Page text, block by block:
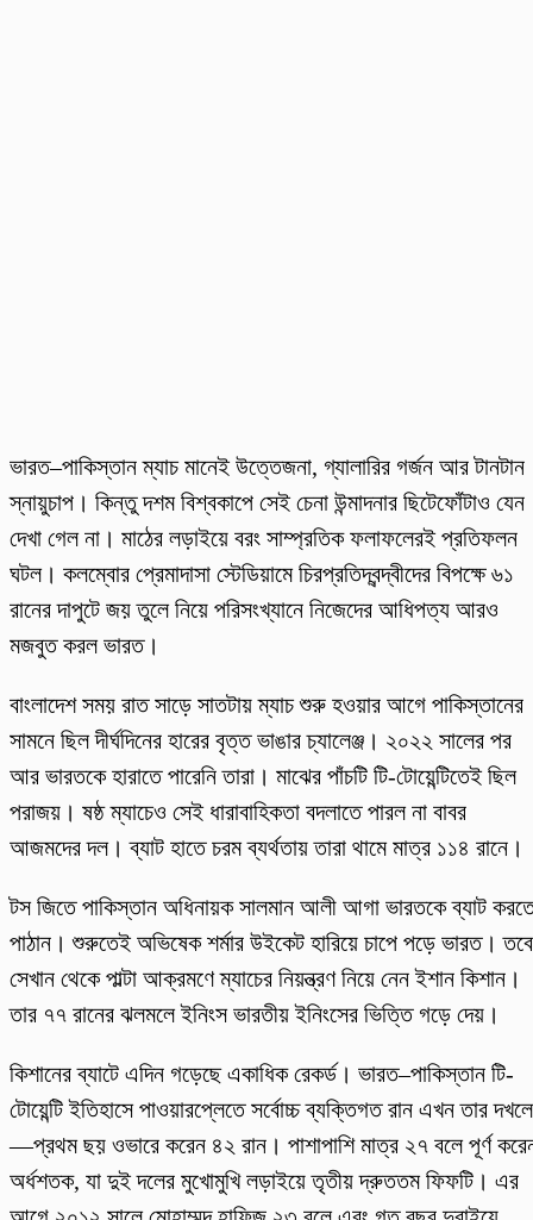
ভারত–পাকিস্তান ম্যাচ মানেই উত্তেজনা, গ্যালারির গর্জন আর টানটান
স্নায়ুচাপ। কিন্তু দশম বিশ্বকাপে সেই চেনা উন্মাদনার ছিটেফোঁটাও যেন
দেখা গেল না। মাঠের লড়াইয়ে বরং সাম্প্রতিক ফলাফলেরই প্রতিফলন
ঘটল। কলম্বোর প্রেমাদাসা স্টেডিয়ামে চিরপ্রতিদ্বন্দ্বীদের বিপক্ষে ৬১
রানের দাপুটে জয় তুলে নিয়ে পরিসংখ্যানে নিজেদের আধিপত্য আরও
মজবুত করল ভারত।
বাংলাদেশ সময় রাত সাড়ে সাতটায় ম্যাচ শুরু হওয়ার আগে পাকিস্তানের
সামনে ছিল দীর্ঘদিনের হারের বৃত্ত ভাঙার চ্যালেঞ্জ। ২০২২ সালের পর
আর ভারতকে হারাতে পারেনি তারা। মাঝের পাঁচটি টি-টোয়েন্টিতেই ছিল
পরাজয়। ষষ্ঠ ম্যাচেও সেই ধারাবাহিকতা বদলাতে পারল না বাবর
আজমদের দল। ব্যাট হাতে চরম ব্যর্থতায় তারা থামে মাত্র ১১৪ রানে।
টস জিতে পাকিস্তান অধিনায়ক সালমান আলী আগা ভারতকে ব্যাট
পাঠান। শুরুতেই অভিষেক শর্মার উইকেট হারিয়ে চাপে পড়ে ভারত। তবে
সেখান থেকে পাল্টা আক্রমণে ম্যাচের নিয়ন্ত্রণ নিয়ে নেন ইশান কিশান।
তার ৭৭ রানের ঝলমলে ইনিংস ভারতীয় ইনিংসের ভিত্তি গড়ে দেয়।
কিশানের ব্যাটে এদিন গড়েছে একাধিক রেকর্ড। ভারত–পাকিস্তান টি-
টোয়েন্টি ইতিহাসে পাওয়ারপ্লেতে সর্বোচ্চ ব্যক্তিগত রান এখন তার দখলে
—প্রথম ছয় ওভারে করেন ৪২ রান। পাশাপাশি মাত্র ২৭ বলে পূর্ণ
অর্ধশতক, যা দুই দলের মুখোমুখি লড়াইয়ে তৃতীয় দ্রুততম ফিফটি। এর